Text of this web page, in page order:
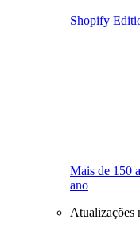
Shopify
Mais de 150
ano
Atualizações